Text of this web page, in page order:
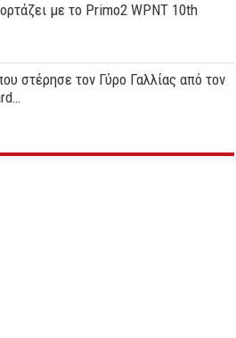
με το Primo2 WPNT 10th
στέρησε τον Γύρο Γαλλίας από τον